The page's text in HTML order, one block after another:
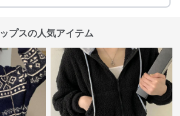
プスの人気アイテム